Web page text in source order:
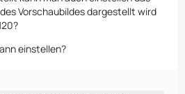
Vorschaubildes dargestellt wird
einstellen?